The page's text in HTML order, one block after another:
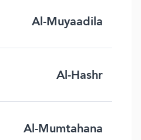
Al-Muyaadila
Al-Hashr
Al-Mumtahana